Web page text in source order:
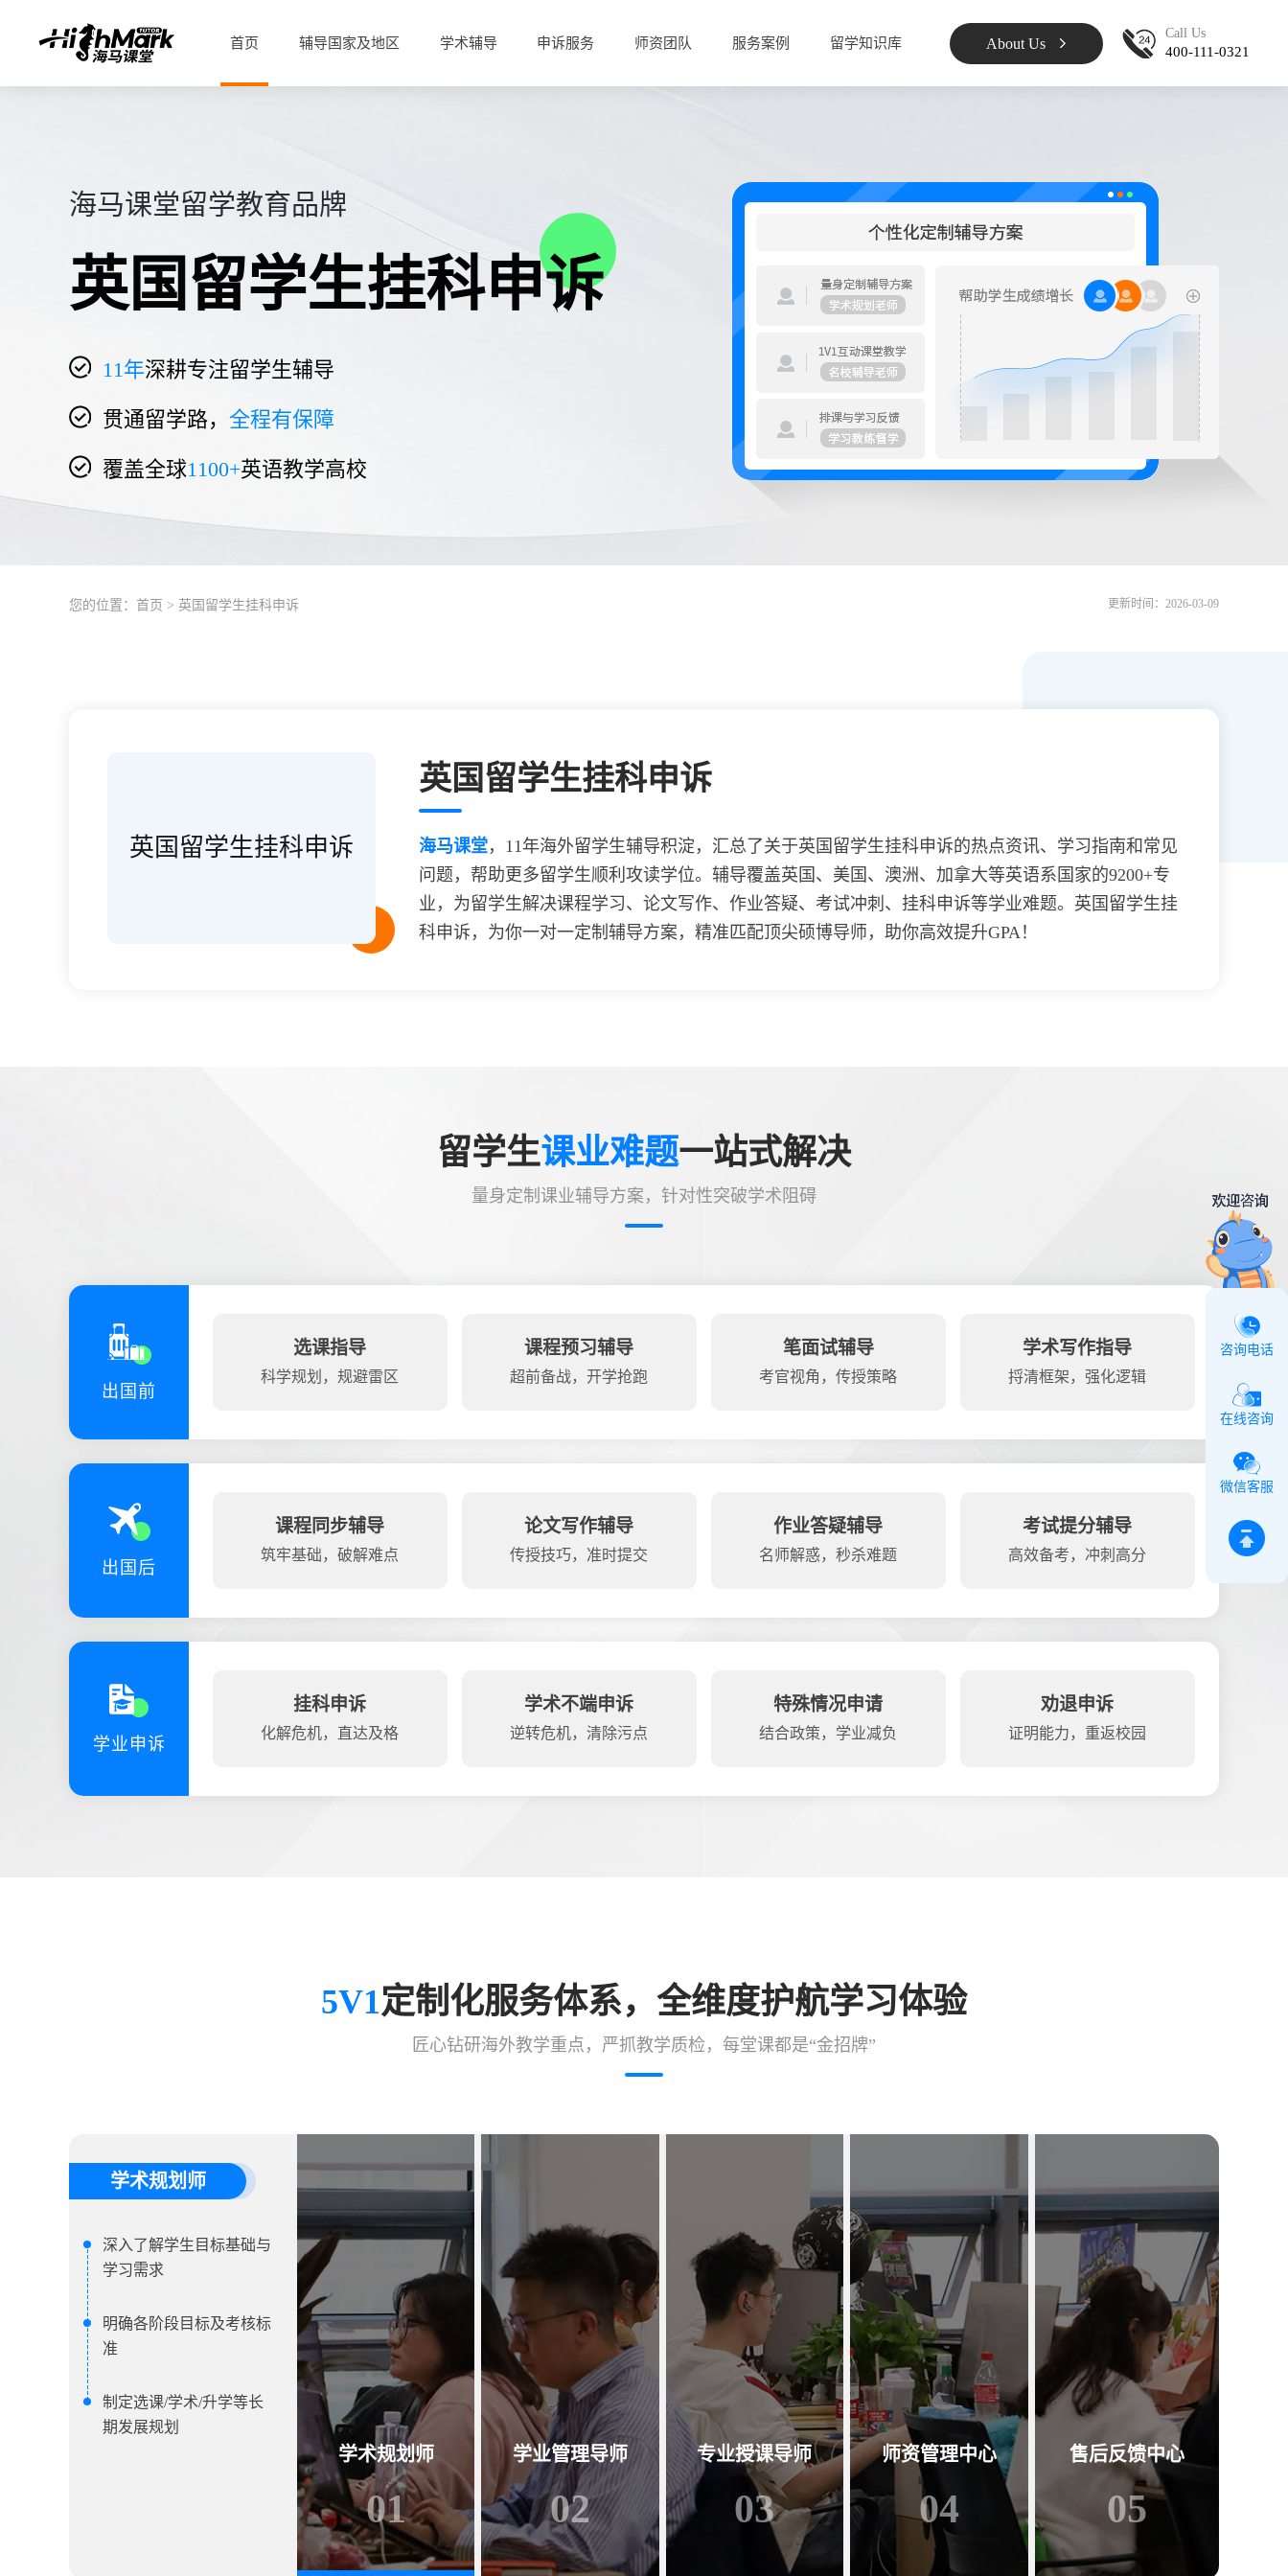
首页 辅导国家及地区 学术辅导 申诉服务 师资团队 服务案例 留学知识库 About Us
Call Us
400-111-0321
海马课堂留学教育品牌
英国留学生挂科申诉
11年深耕专注留学生辅导
贯通留学路， 全程有保障
覆盖全球1100+英语教学高校
您的位置： 首页 > 英国留学生挂科申诉 更新时间：2026-03-09
英国留学生挂科申诉
英国留学生挂科申诉
海马课堂， 11年海外留学生辅导积淀，汇总了关于英国留学生挂科申诉的热点资讯、学习指南和常见
问题，帮助更多留学生顺利攻读学位。辅导覆盖英国、美国、澳洲、加拿大等英语系国家的9200+专
业，为留学生解决课程学习、论文写作、作业答疑、考试冲刺、挂科申诉等学业难题。英国留学生挂
科申诉，为你一对一定制辅导方案，精准匹配顶尖硕博导师，助你高效提升GPA！
留学生课业难题一站式解决
量身定制课业辅导方案，针对性突破学术阻碍
出国前
选课指导
科学规划，规避雷区
课程预习辅导
超前备战，开学抢跑
笔面试辅导
考官视角，传授策略
学术写作指导
捋清框架，强化逻辑
出国后
课程同步辅导
筑牢基础，破解难点
论文写作辅导
传授技巧，准时提交
作业答疑辅导
名师解惑，秒杀难题
考试提分辅导
高效备考，冲刺高分
学业申诉
挂科申诉
化解危机，直达及格
学术不端申诉
逆转危机，清除污点
特殊情况申请
结合政策，学业减负
劝退申诉
证明能力，重返校园
5V1定制化服务体系，全维度护航学习体验
匠心钻研海外教学重点，严抓教学质检，每堂课都是“金招牌”
学术规划师
深入了解学生目标基础与
学习需求
明确各阶段目标及考核标
准
制定选课/学术/升学等长
期发展规划
学术规划师
01
学业管理导师
02
专业授课导师
03
师资管理中心
04
售后反馈中心
05
咨询电话
在线咨询
微信客服